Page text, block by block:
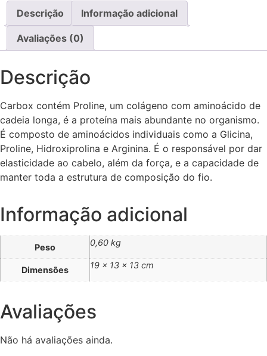
Descrição Informação adicional
Avaliações (0)
Descrição
Carbox contém Proline, um colágeno com aminoácido de
cadeia longa, é a proteína mais abundante no organismo.
É composto de aminoácidos individuais como a Glicina,
Proline, Hidroxiprolina e Arginina. É o responsável por dar
elasticidade ao cabelo, além da força, e a capacidade de
manter toda a estrutura de composição do fio.
Informação adicional
Peso 0,60 kg
Dimensões 19 × 13 × 13 cm
Avaliações
Não há avaliações ainda.